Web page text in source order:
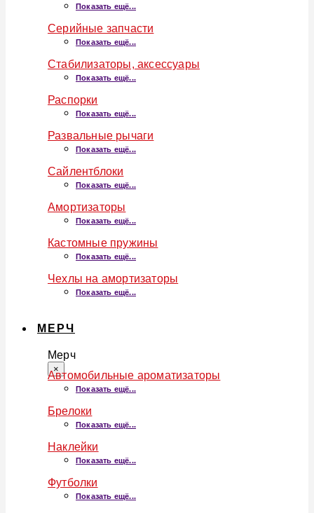
Показать ещё...
Серийные запчасти
Показать ещё...
Стабилизаторы, аксессуары
Показать ещё...
Распорки
Показать ещё...
Развальные рычаги
Показать ещё...
Сайлентблоки
Показать ещё...
Амортизаторы
Показать ещё...
Кастомные пружины
Показать ещё...
Чехлы на амортизаторы
Показать ещё...
МЕРЧ
Мерч
×
Автомобильные ароматизаторы
Показать ещё...
Брелоки
Показать ещё...
Наклейки
Показать ещё...
Футболки
Показать ещё...